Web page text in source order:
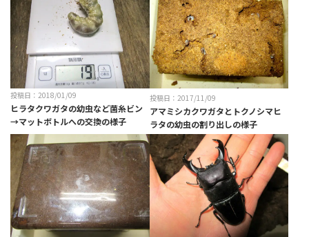
投稿日：2018/01/09
ヒラタクワガタの幼虫など菌糸ビン
→マットボトルへの交換の様子
投稿日：2017/11/09
アマミシカクワガタとトクノシマヒ
ラタの幼虫の割り出しの様子